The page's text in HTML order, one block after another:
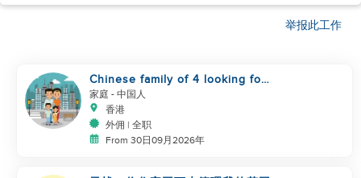
举报此工作
Chinese family of 4 looking for
helper asap
家庭 - 中国人
香港
外佣 | 全职
From 30日09月2026年